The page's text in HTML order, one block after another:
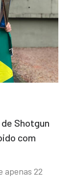
Shotgun
com
apenas 22